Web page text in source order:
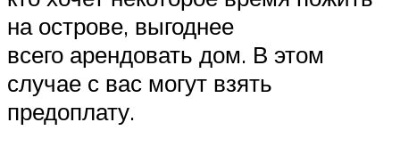
на острове, выгоднее
всего арендовать дом. В этом
случае с вас могут взять
предоплату.